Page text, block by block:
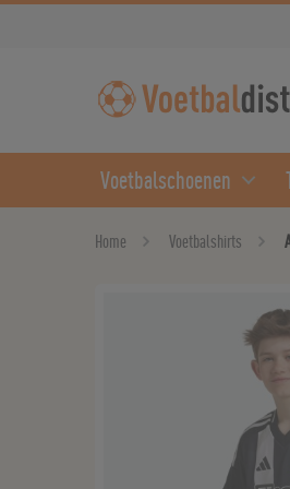
Voetbalschoenen
Home Voetbalshirts